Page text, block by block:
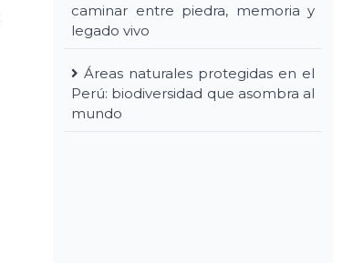
caminar entre piedra, memoria y
legado vivo
Áreas naturales protegidas en el
Perú: biodiversidad que asombra al
mundo